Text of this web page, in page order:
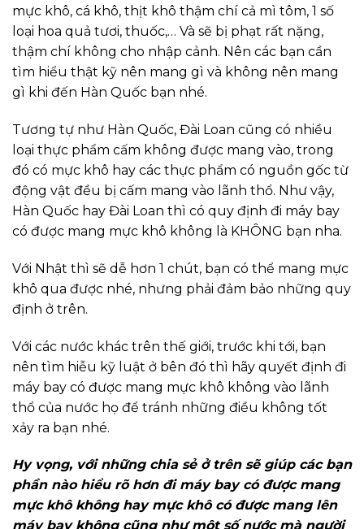
mực khô, cá khô, thịt khô thậm chí cả mì tôm, 1 số
loại hoa quả tươi, thuốc,… Và sẽ bị phạt rất nặng,
thậm chí không cho nhập cảnh. Nên các bạn cần
tìm hiểu thật kỹ nên mang gì và không nên mang
gì khi đến Hàn Quốc bạn nhé.
Tương tự như Hàn Quốc, Đài Loan cũng có nhiều
loại thực phẩm cấm không được mang vào, trong
đó có mực khô hay các thực phẩm có nguồn gốc từ
động vật đều bị cấm mang vào lãnh thổ. Như vậy,
Hàn Quốc hay Đài Loan thì có quy định đi máy bay
có được mang mực khô không là KHÔNG bạn nha.
Với Nhật thì sẽ dễ hơn 1 chút, bạn có thể mang mực
khô qua được nhé, nhưng phải đảm bảo những quy
định ở trên.
Với các nước khác trên thế giới, trước khi tới, bạn
nên tìm hiễu kỹ luật ở bên đó thì hãy quyết định đi
máy bay có được mang mực khô không vào lãnh
thổ của nước họ để tránh những điều không tốt
xảy ra bạn nhé.
Hy vọng, với những chia sẻ ở trên sẽ giúp các bạn
phần nào hiểu rõ hơn đi máy bay có được mang
mực khô không hay mực khô có được mang lên
máy bay không cũng như một số nước mà người